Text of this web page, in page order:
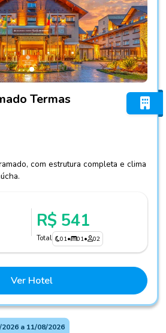
Termas
com estrutura completa e clima
R$ 541
Total 01• 01• 02
Ver Hotel
a 11/08/2026